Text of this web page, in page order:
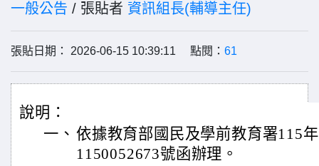
一般公告 / 張貼者 資訊組長(輔導主任)
張貼日期： 2026-06-15 10:39:11 點閱： 61
說明：
一、 依據教育部國民及學前教育署115
1150052673號函辦理。